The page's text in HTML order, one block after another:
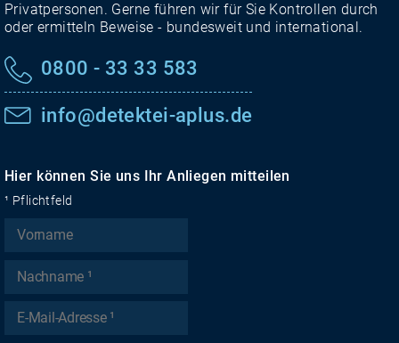
Privatpersonen. Gerne führen wir für Sie Kontrollen durch
oder ermitteln Beweise - bundesweit und international.
0800 - 33 33 583
info@detektei-aplus.de
Hier können Sie uns Ihr Anliegen mitteilen
¹ Pflichtfeld